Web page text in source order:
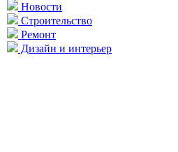
Новости
Строительство
Ремонт
Дизайн и интерьер